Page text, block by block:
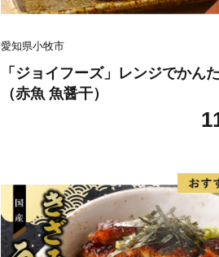
愛知県小牧市
「ジョイフーズ」レンジでかん
（赤魚 魚醤干）